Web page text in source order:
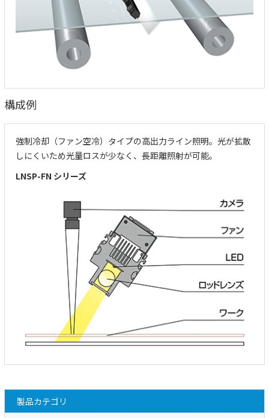
構成例
強制冷却（ファン空冷）タイプの高出力ライン照明。光が拡散
しにくいため光量ロスが少なく、長距離照射が可能。
LNSP-FN シリーズ
製品カテゴリ